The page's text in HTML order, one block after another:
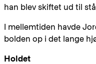
han blev skiftet ud til
I mellemtiden havde
bolden op i det lange
Holdet